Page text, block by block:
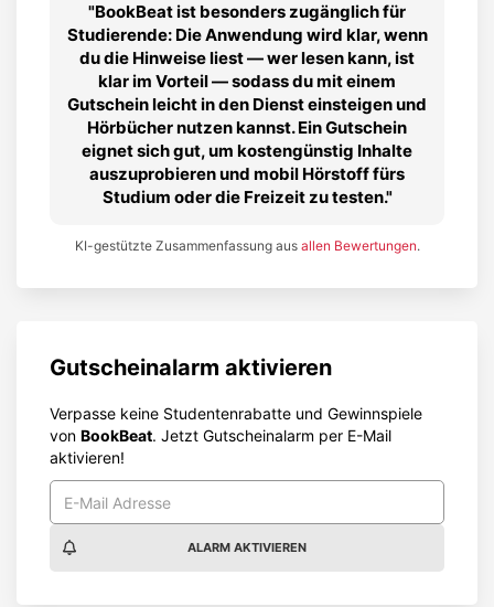
BookBeat ist besonders zugänglich für
Studierende: Die Anwendung wird klar, wenn
du die Hinweise liest — wer lesen kann, ist
klar im Vorteil — sodass du mit einem
Gutschein leicht in den Dienst einsteigen und
Hörbücher nutzen kannst. Ein Gutschein
eignet sich gut, um kostengünstig Inhalte
auszuprobieren und mobil Hörstoff fürs
Studium oder die Freizeit zu testen.
KI-gestützte Zusammenfassung aus allen Bewertungen.
Gutscheinalarm aktivieren
Verpasse keine Studentenrabatte und Gewinnspiele
von BookBeat. Jetzt Gutscheinalarm per E-Mail
aktivieren!
ALARM AKTIVIEREN